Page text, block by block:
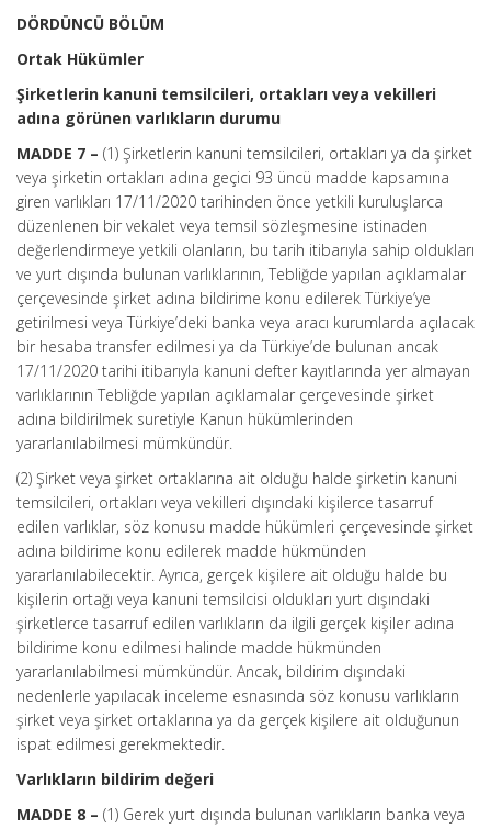
DÖRDÜNCÜ BÖLÜM
Ortak Hükümler
Şirketlerin kanuni temsilcileri, ortakları veya vekilleri
adına görünen varlıkların durumu
MADDE 7 – (1) Şirketlerin kanuni temsilcileri, ortakları ya da şirket
veya şirketin ortakları adına geçici 93 üncü madde kapsamına
giren varlıkları 17/11/2020 tarihinden önce yetkili kuruluşlarca
düzenlenen bir vekalet veya temsil sözleşmesine istinaden
değerlendirmeye yetkili olanların, bu tarih itibarıyla sahip oldukları
ve yurt dışında bulunan varlıklarının, Tebliğde yapılan açıklamalar
çerçevesinde şirket adına bildirime konu edilerek Türkiye’ye
getirilmesi veya Türkiye’deki banka veya aracı kurumlarda açılacak
bir hesaba transfer edilmesi ya da Türkiye’de bulunan ancak
17/11/2020 tarihi itibarıyla kanuni defter kayıtlarında yer almayan
varlıklarının Tebliğde yapılan açıklamalar çerçevesinde şirket
adına bildirilmek suretiyle Kanun hükümlerinden
yararlanılabilmesi mümkündür.
(2) Şirket veya şirket ortaklarına ait olduğu halde şirketin kanuni
temsilcileri, ortakları veya vekilleri dışındaki kişilerce tasarruf
edilen varlıklar, söz konusu madde hükümleri çerçevesinde şirket
adına bildirime konu edilerek madde hükmünden
yararlanılabilecektir. Ayrıca, gerçek kişilere ait olduğu halde bu
kişilerin ortağı veya kanuni temsilcisi oldukları yurt dışındaki
şirketlerce tasarruf edilen varlıkların da ilgili gerçek kişiler adına
bildirime konu edilmesi halinde madde hükmünden
yararlanılabilmesi mümkündür. Ancak, bildirim dışındaki
nedenlerle yapılacak inceleme esnasında söz konusu varlıkların
şirket veya şirket ortaklarına ya da gerçek kişilere ait olduğunun
ispat edilmesi gerekmektedir.
Varlıkların bildirim değeri
MADDE 8 – (1) Gerek yurt dışında bulunan varlıkların banka veya